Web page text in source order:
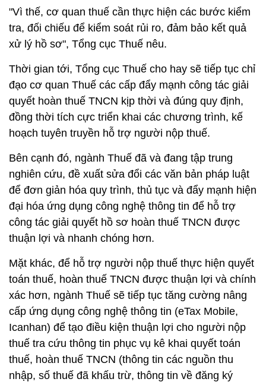
"Vì thế, cơ quan thuế cần thực hiện các bước kiểm
tra, đối chiếu để kiểm soát rủi ro, đảm bảo kết quả
xử lý hồ sơ", Tổng cục Thuế nêu.
Thời gian tới, Tổng cục Thuế cho hay sẽ tiếp tục chỉ
đạo cơ quan Thuế các cấp đẩy mạnh công tác giải
quyết hoàn thuế TNCN kịp thời và đúng quy định,
đồng thời tích cực triển khai các chương trình, kế
hoạch tuyên truyền hỗ trợ người nộp thuế.
Bên cạnh đó, ngành Thuế đã và đang tập trung
nghiên cứu, đề xuất sửa đổi các văn bản pháp luật
để đơn giản hóa quy trình, thủ tục và đẩy mạnh hiện
đại hóa ứng dụng công nghệ thông tin để hỗ trợ
công tác giải quyết hồ sơ hoàn thuế TNCN được
thuận lợi và nhanh chóng hơn.
Mặt khác, để hỗ trợ người nộp thuế thực hiện quyết
toán thuế, hoàn thuế TNCN được thuận lợi và chính
xác hơn, ngành Thuế sẽ tiếp tục tăng cường nâng
cấp ứng dụng công nghệ thông tin (eTax Mobile,
Icanhan) để tạo điều kiện thuận lợi cho người nộp
thuế tra cứu thông tin phục vụ kê khai quyết toán
thuế, hoàn thuế TNCN (thông tin các nguồn thu
nhập, số thuế đã khấu trừ, thông tin về đăng ký